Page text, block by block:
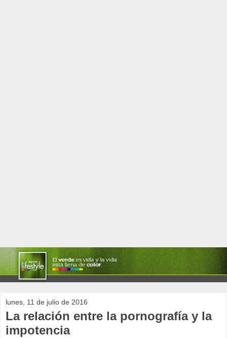
lunes, 11 de julio de 2016
La relación entre la pornografía y la
impotencia